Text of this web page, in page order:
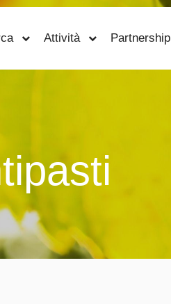
Attività Partnership